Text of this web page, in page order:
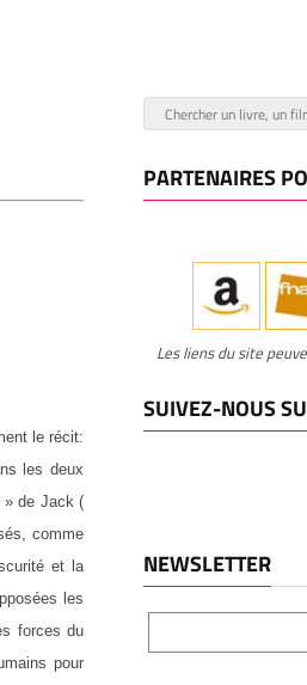
le récit:
les deux
» de Jack (
comme
et la
les
forces du
pour
PARTENAIRES
Les liens du site
SUIVEZ-NOUS
NEWSLETTER